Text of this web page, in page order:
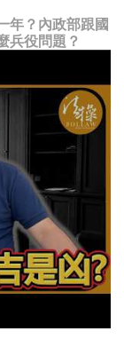
年？內政部跟國
兵役問題？